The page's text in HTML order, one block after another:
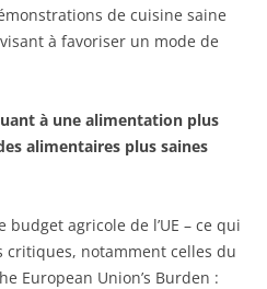
de cuisine saine
à favoriser un mode de
à une alimentation plus
alimentaires plus saines
agricole de l’UE – ce qui
critiques, notamment celles du
European Union’s Burden :